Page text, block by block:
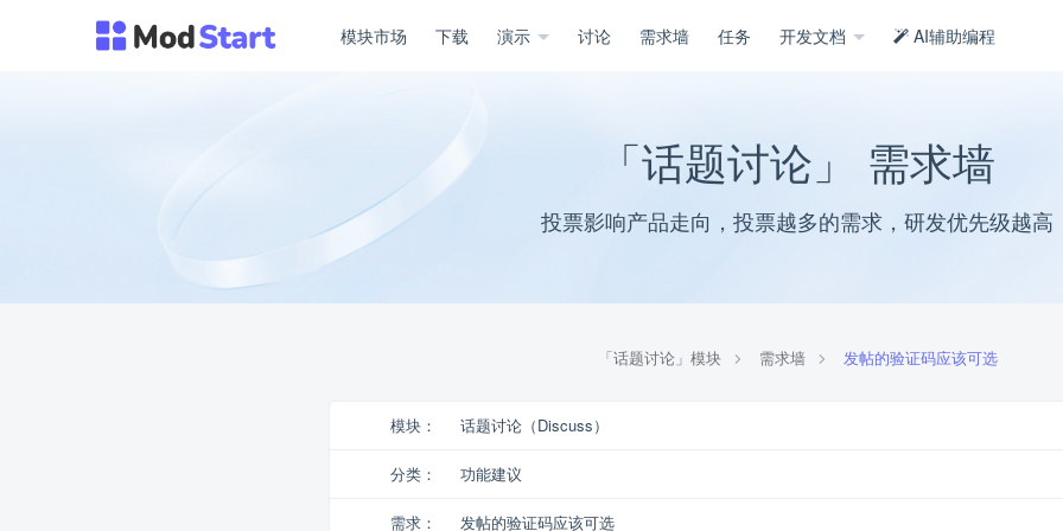
模块市场 下载 演示 讨论 需求墙 任务 开发文档 AI辅助编程
「话题讨论」 需求墙
投票影响产品走向，投票越多的需求，研发优先级越高
「话题讨论」模块 需求墙 发帖的验证码应该可选
模块： 话题讨论（Discuss）
分类： 功能建议
需求： 发帖的验证码应该可选